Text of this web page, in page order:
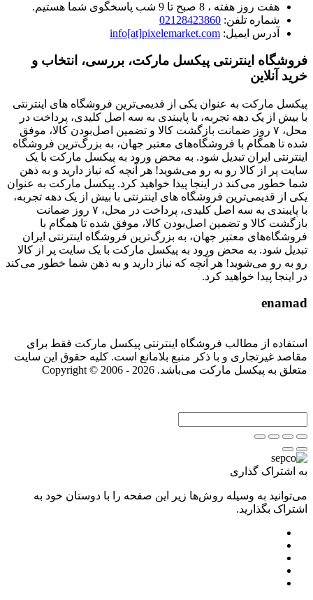
هفت روز هفته ، 8 صبح تا 9 شب پاسخگوی شما هستیم.
شماره تلفن: 02128423860
آدرس ایمیل: info[at]pixelemarket.com
فروشگاه اینترنتی پیکسل مارکت، بررسی، انتخاب و
خرید آنلاین
پیکسل مارکت به عنوان یکی از قدیمی‌ترین فروشگاه های اینترنتی
با بیش از یک دهه تجربه، با پایبندی به سه اصل کلیدی، پرداخت در
محل، ۷ روز ضمانت بازگشت کالا و تضمین اصل‌بودن کالا، موفق
شده تا همگام با فروشگاه‌های معتبر جهان، به بزرگ‌ترین فروشگاه
اینترنتی ایران تبدیل شود. به محض ورود به پیکسل مارکت با یک
سایت پر از کالا رو به رو می‌شوید! هر آنچه که نیاز دارید و به ذهن
شما خطور می‌کند در اینجا پیدا خواهید کرد. پیکسل مارکت به عنوان
یکی از قدیمی‌ترین فروشگاه های اینترنتی با بیش از یک دهه تجربه،
با پایبندی به سه اصل کلیدی، پرداخت در محل، ۷ روز ضمانت
بازگشت کالا و تضمین اصل‌بودن کالا، موفق شده تا همگام با
فروشگاه‌های معتبر جهان، به بزرگ‌ترین فروشگاه اینترنتی ایران
تبدیل شود. به محض ورود به پیکسل مارکت با یک سایت پر از کالا
رو به رو می‌شوید! هر آنچه که نیاز دارید و به ذهن شما خطور می‌کند
در اینجا پیدا خواهید کرد.
enamad
استفاده از مطالب فروشگاه اینترنتی پیکسل مارکت فقط برای
مقاصد غیرتجاری و با ذکر منبع بلامانع است. کلیه حقوق این سایت
متعلق به پیکسل مارکت می‌باشد. Copyright © 2006 - 2026
به اشتراک گذاری
می‌توانید به وسیله روش‌ها زیر این صفحه را با دوستان خود به
اشتراک بگذارید.